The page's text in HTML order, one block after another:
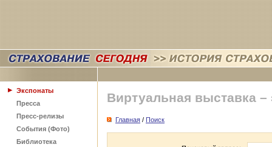
Экспонаты
Пресса
Пресс-релизы
События (Фото)
Библиотека
Виртуальная выставка –
Главная / Поиск